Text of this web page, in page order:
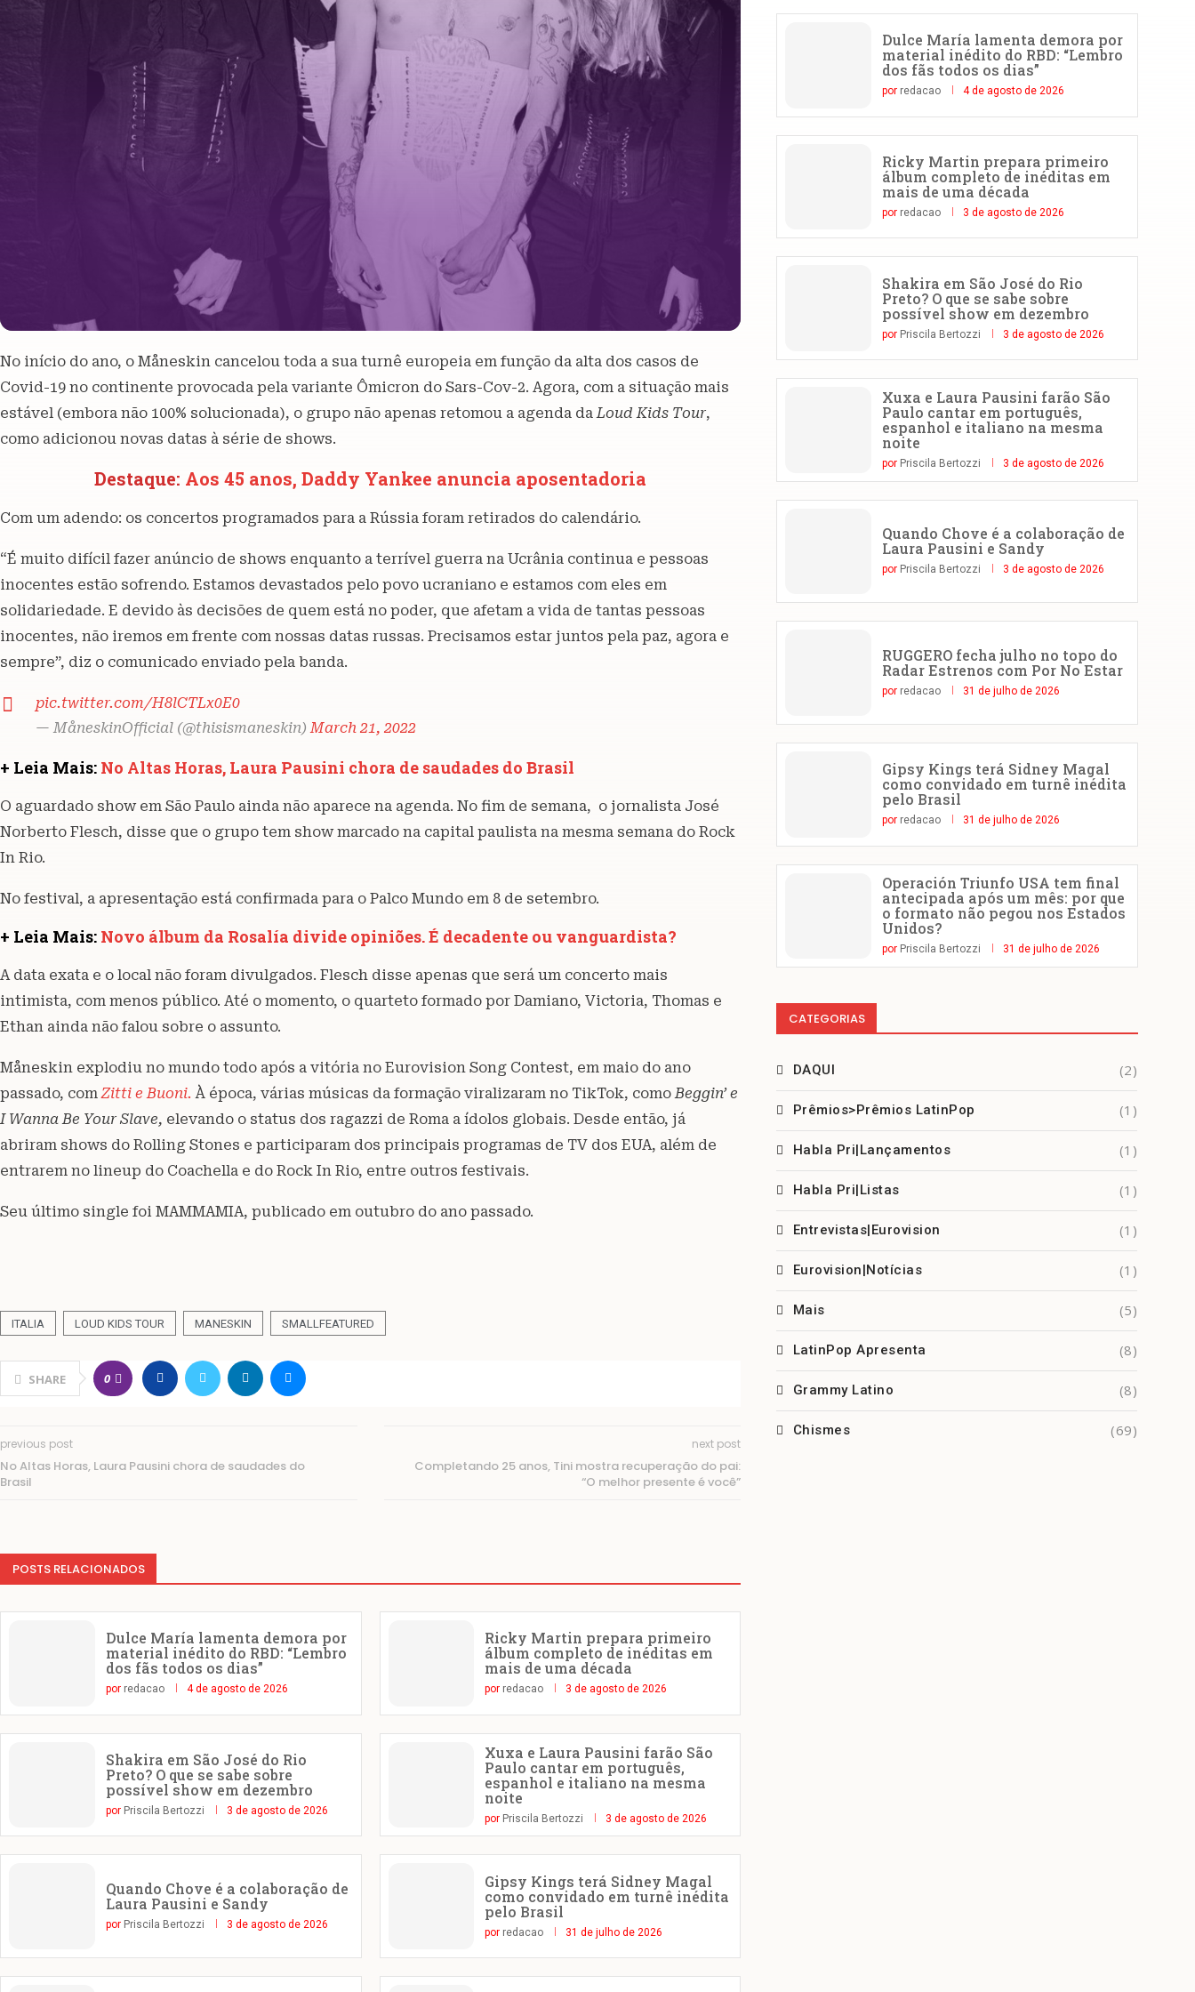
No início do ano, o Måneskin cancelou toda a sua turnê europeia em função da alta dos casos de
Covid-19 no continente provocada pela variante Ômicron do Sars-Cov-2. Agora, com a situação mais
estável (embora não 100% solucionada), o grupo não apenas retomou a agenda daLoud Kids Tour,
como adicionou novas datas à série de shows.
Destaque: Aos 45 anos, Daddy Yankee anuncia aposentadoria
Com um adendo: os concertos programados para a Rússia foram retirados do calendário.
“É muito difícil fazer anúncio de shows enquanto a terrível guerra na Ucrânia continua e pessoas
inocentes estão sofrendo. Estamos devastados pelo povo ucraniano e estamos com eles em
solidariedade. E devido às decisões de quem está no poder, que afetam a vida de tantas pessoas
inocentes, não iremos em frente com nossas datas russas. Precisamos estar juntos pela paz, agora e
sempre”, diz o comunicado enviado pela banda.
pic.twitter.com/H8lCTLx0E0
— MåneskinOfficial (@thisismaneskin)March 21, 2022
+ Leia Mais: No Altas Horas, Laura Pausini chora de saudades do Brasil
O aguardado show em São Paulo ainda não aparece na agenda. No fim de semana, o jornalista José
Norberto Flesch, disse que o grupo tem show marcado na capital paulista na mesma semana do Rock
In Rio.
No festival, a apresentação está confirmada para o Palco Mundo em 8 de setembro.
+ Leia Mais: Novo álbum da Rosalía divide opiniões. É decadente ou vanguardista?
A data exata e o local não foram divulgados. Flesch disse apenas que será um concerto mais
intimista, com menos público. Até o momento, o quarteto formado por Damiano, Victoria, Thomas e
Ethan ainda não falou sobre o assunto.
Måneskin explodiu no mundo todo após a vitória no Eurovision Song Contest, em maio do ano
passado, comZitti e Buoni. À época, várias músicas da formação viralizaram no TikTok, comoBeggin’ e
I Wanna Be Your Slave, elevando o status dos ragazzi de Roma a ídolos globais. Desde então, já
abriram shows do Rolling Stones e participaram dos principais programas de TV dos EUA, além de
entrarem no lineup do Coachella e do Rock In Rio, entre outros festivais.
Seu último single foi MAMMAMIA, publicado em outubro do ano passado.
ITALIA LOUD KIDS TOUR MANESKIN SMALLFEATURED
SHARE 0
previous post
No Altas Horas, Laura Pausini chora de saudades do
Brasil
next post
Completando 25 anos, Tini mostra recuperação do pai:
“O melhor presente é você”
POSTS RELACIONADOS
Dulce María lamenta demora por
material inédito do RBD: “Lembro
dos fãs todos os dias”
por redacao 4 de agosto de 2026
Ricky Martin prepara primeiro
álbum completo de inéditas em
mais de uma década
por redacao 3 de agosto de 2026
Shakira em São José do Rio
Preto? O que se sabe sobre
possível show em dezembro
por Priscila Bertozzi 3 de agosto de 2026
Xuxa e Laura Pausini farão São
Paulo cantar em português,
espanhol e italiano na mesma
noite
por Priscila Bertozzi 3 de agosto de 2026
Quando Chove é a colaboração de
Laura Pausini e Sandy
por Priscila Bertozzi 3 de agosto de 2026
Gipsy Kings terá Sidney Magal
como convidado em turnê inédita
pelo Brasil
por redacao 31 de julho de 2026
Dulce María lamenta demora por
material inédito do RBD: “Lembro
dos fãs todos os dias”
por redacao 4 de agosto de 2026
Ricky Martin prepara primeiro
álbum completo de inéditas em
mais de uma década
por redacao 3 de agosto de 2026
Shakira em São José do Rio
Preto? O que se sabe sobre
possível show em dezembro
por Priscila Bertozzi 3 de agosto de 2026
Xuxa e Laura Pausini farão São
Paulo cantar em português,
espanhol e italiano na mesma
noite
por Priscila Bertozzi 3 de agosto de 2026
Quando Chove é a colaboração de
Laura Pausini e Sandy
por Priscila Bertozzi 3 de agosto de 2026
RUGGERO fecha julho no topo do
Radar Estrenos com Por No Estar
por redacao 31 de julho de 2026
Gipsy Kings terá Sidney Magal
como convidado em turnê inédita
pelo Brasil
por redacao 31 de julho de 2026
Operación Triunfo USA tem final
antecipada após um mês: por que
o formato não pegou nos Estados
Unidos?
por Priscila Bertozzi 31 de julho de 2026
CATEGORIAS
DAQUI (2)
Prêmios>Prêmios LatinPop (1)
Habla Pri|Lançamentos (1)
Habla Pri|Listas (1)
Entrevistas|Eurovision (1)
Eurovision|Notícias (1)
Mais (5)
LatinPop Apresenta (8)
Grammy Latino (8)
Chismes (69)